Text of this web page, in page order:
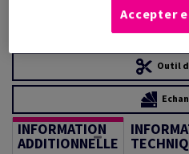
Outil
INFORMATION
ADDITIONNELLE
Accepter